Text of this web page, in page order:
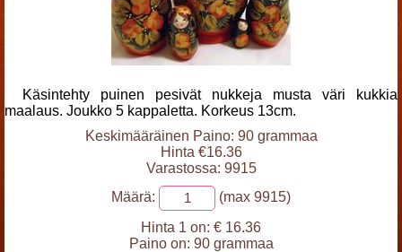
Käsintehty puinen pesivät nukkeja musta väri kukkia
maalaus. Joukko 5 kappaletta. Korkeus 13cm.
Keskimääräinen Paino: 90 grammaa
Hinta €16.36
Varastossa: 9915
Määrä:
(max 9915)
Hinta 1 on: € 16.36
Paino on: 90 grammaa